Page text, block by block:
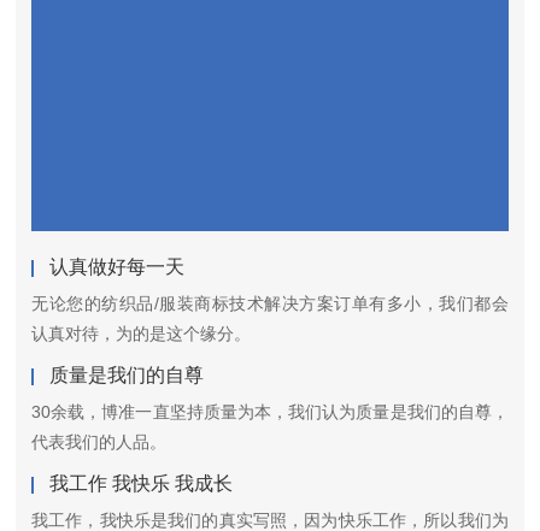
认真做好每一天
无论您的纺织品/服装商标技术解决方案订单有多小，我们都会
认真对待，为的是这个缘分。
质量是我们的自尊
30余载，博准一直坚持质量为本，我们认为质量是我们的自尊，
代表我们的人品。
我工作 我快乐 我成长
我工作，我快乐是我们的真实写照，因为快乐工作，所以我们为